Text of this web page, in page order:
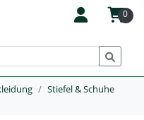
0
Stiefel & Schuhe